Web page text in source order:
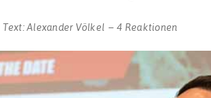
Text:Alexander Völkel 4 Reaktionen